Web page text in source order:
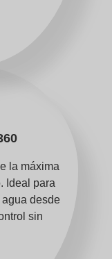
la máxima
Ideal para
desde
sin